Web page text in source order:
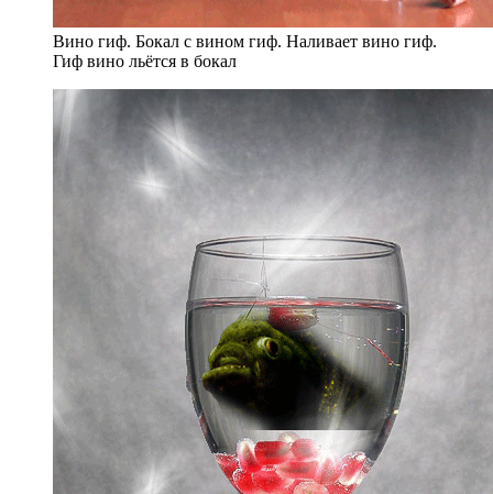
Вино гиф. Бокал с вином гиф. Наливает вино гиф.
Гиф вино льётся в бокал